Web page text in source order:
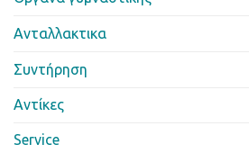
Ανταλλακτικα
Συντήρηση
Αντίκες
Service